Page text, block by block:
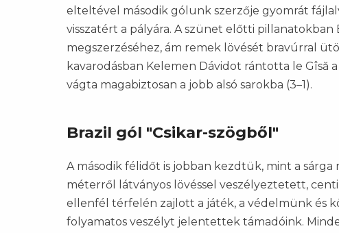
elteltével második gólunk szerzője gyomrát
visszatért a pályára. A szünet előtti
megszerzéséhez, ám remek lövését bravúrral
kavarodásban Kelemen Dávidot rántotta le Gîsă
vágta magabiztosan a jobb alsó sarokba (3–1).
Brazil gól "Csikar-szögből"
A második félidőt is jobban kezdtük, mint a
méterről látványos lövéssel veszélyeztetett,
ellenfél térfelén zajlott a játék, a védelmünk és
folyamatos veszélyt jelentettek támadóink.